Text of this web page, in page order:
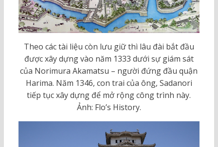
Theo các tài liệu còn lưu giữ thì lâu đài bắt đầu
được xây dựng vào năm 1333 dưới sự giám sát
của Norimura Akamatsu – người đứng đầu quận
Harima. Năm 1346, con trai của ông, Sadanori
tiếp tục xây dựng để mở rộng công trình này.
Ảnh: Flo’s History.